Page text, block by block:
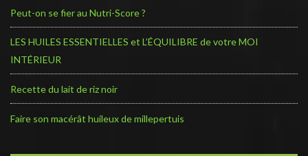
Peut-on se fier au Nutri-Score ?
LES HUILES ESSENTIELLES et L’ÉQUILIBRE de votre MOI
INTÉRIEUR
Recette du lait de riz noir
Faire son macérât huileux de millepertuis